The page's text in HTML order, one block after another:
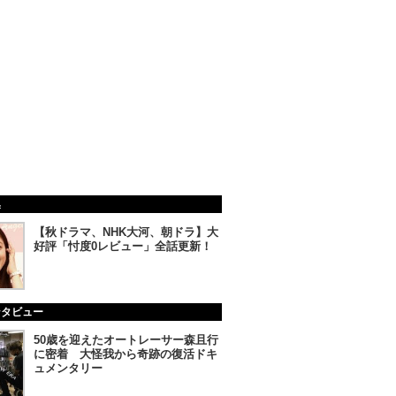
【秋ドラマ、NHK大河、朝ドラ】大
好評「忖度0レビュー」全話更新！
ビュー
50歳を迎えたオートレーサー森且行
に密着 大怪我から奇跡の復活ドキ
ュメンタリー